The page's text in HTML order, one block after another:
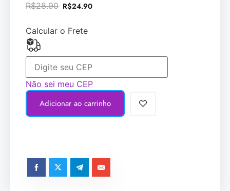
R$28.90 R$24.90
Calcular o Frete
Não sei meu CEP
Adicionar ao carrinho